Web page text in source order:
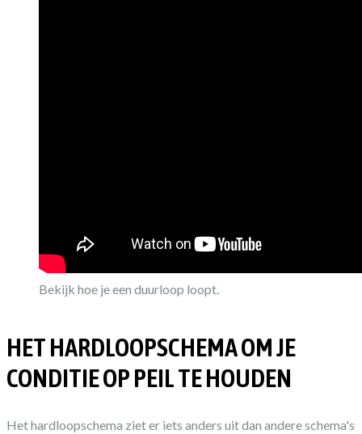
Bekijk hoe je een duurloop loopt.
HET HARDLOOPSCHEMA OM JE
CONDITIE OP PEIL TE HOUDEN
Het hardloopschema ziet er iets anders uit dan andere schema's